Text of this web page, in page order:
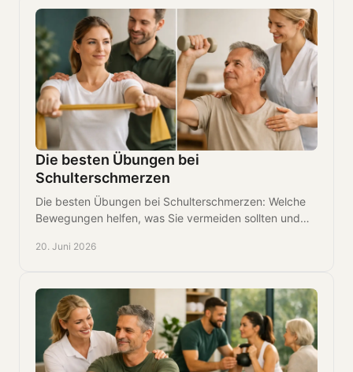
Die besten Übungen bei
Schulterschmerzen
Die besten Übungen bei Schulterschmerzen: Welche
Bewegungen helfen, was Sie vermeiden sollten und
20. Juni 2026